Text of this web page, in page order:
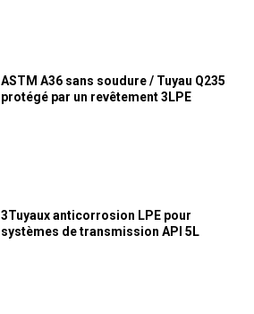
ASTM A36 sans soudure / Tuyau Q235
protégé par un revêtement 3LPE
3Tuyaux anticorrosion LPE pour
systèmes de transmission API 5L